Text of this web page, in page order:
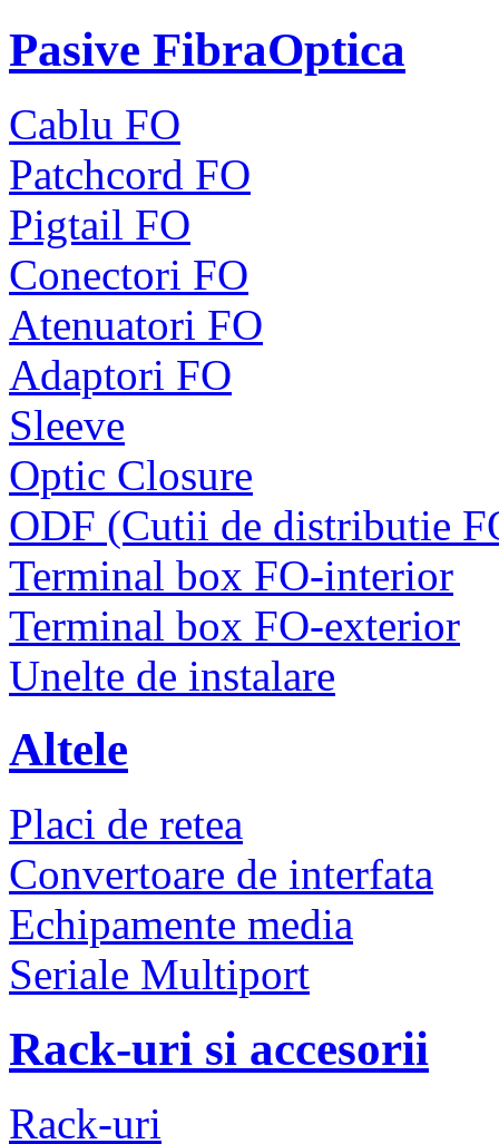
Pasive FibraOptica
Cablu FO
Patchcord FO
Pigtail FO
Conectori FO
Atenuatori FO
Adaptori FO
Sleeve
Optic Closure
ODF (Cutii de distributie
Terminal box FO-interior
Terminal box FO-exterior
Unelte de instalare
Altele
Placi de retea
Convertoare de interfata
Echipamente media
Seriale Multiport
Rack-uri si accesorii
Rack-uri